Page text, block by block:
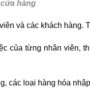
hàng
và các khách hàng.
của từng nhân viên,
các loại hàng hóa